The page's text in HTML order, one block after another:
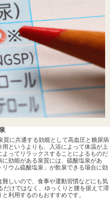
に共通する効能として高血圧と糖尿病
というよりも、入浴によって体温が上
ってリラックスすることによるものだ
効能がある泉質には、硫酸塩泉があ
ウム硫酸塩泉」が飲泉できる場合に効
しいので、食事や運動習慣などにも気
けではなく、ゆっくりと腰を据えて滞
利用するのもおすすめです。